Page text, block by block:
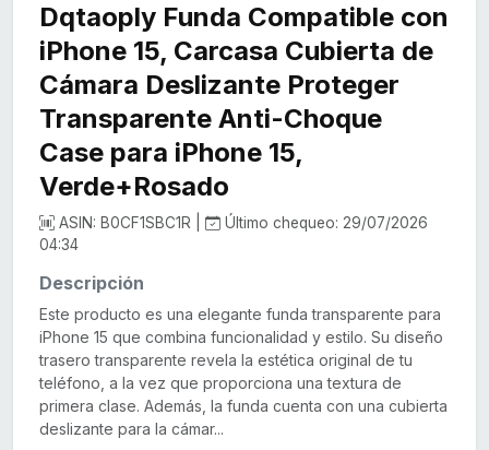
Dqtaoply Funda Compatible con
iPhone 15, Carcasa Cubierta de
Cámara Deslizante Proteger
Transparente Anti-Choque
Case para iPhone 15,
Verde+Rosado
ASIN: B0CF1SBC1R |
Último chequeo: 29/07/2026
04:34
Descripción
Este producto es una elegante funda transparente para
iPhone 15 que combina funcionalidad y estilo. Su diseño
trasero transparente revela la estética original de tu
teléfono, a la vez que proporciona una textura de
primera clase. Además, la funda cuenta con una cubierta
deslizante para la cámar...